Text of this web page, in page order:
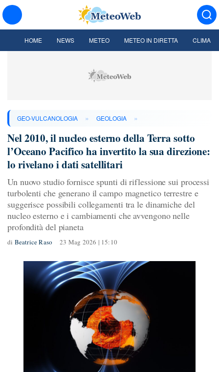
HOME NEWS METEO METEO IN DIRETTA CLIMA
GEO-VULCANOLOGIA » GEOLOGIA »
Nel 2010, il nucleo esterno della Terra sotto
l’Oceano Pacifico ha invertito la sua direzione:
lo rivelano i dati satellitari
Un nuovo studio fornisce spunti di riflessione sui processi
turbolenti che generano il campo magnetico terrestre e
suggerisce possibili collegamenti tra le dinamiche del
nucleo esterno e i cambiamenti che avvengono nelle
profondità del pianeta
di Beatrice Raso 23 Mag 2026 | 15:10